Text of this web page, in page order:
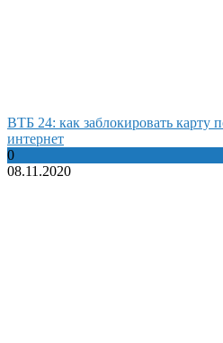
ВТБ 24: как заблокировать карту
интернет
0
08.11.2020